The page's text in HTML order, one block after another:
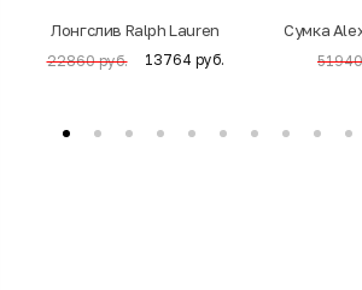
Лонгслив Ralph Lauren
22860 руб. 13764 руб.
Cумка